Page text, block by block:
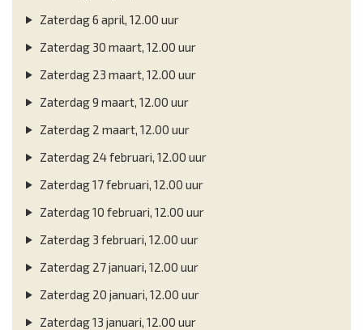
Zaterdag 6 april, 12.00 uur
Zaterdag 30 maart, 12.00 uur
Zaterdag 23 maart, 12.00 uur
Zaterdag 9 maart, 12.00 uur
Zaterdag 2 maart, 12.00 uur
Zaterdag 24 februari, 12.00 uur
Zaterdag 17 februari, 12.00 uur
Zaterdag 10 februari, 12.00 uur
Zaterdag 3 februari, 12.00 uur
Zaterdag 27 januari, 12.00 uur
Zaterdag 20 januari, 12.00 uur
Zaterdag 13 januari, 12.00 uur